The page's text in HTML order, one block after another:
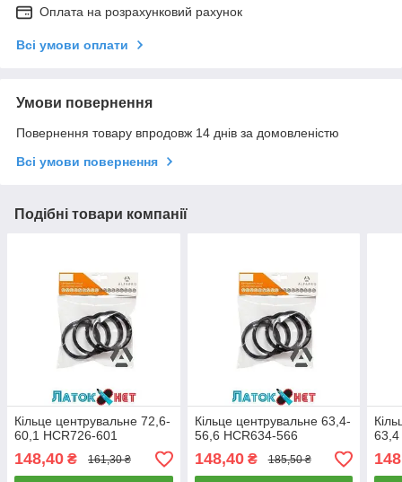
Оплата на розрахунковий рахунок
Всі умови оплати
Умови повернення
Повернення товару впродовж 14 днів за домовленістю
Всі умови повернення
Подібні товари компанії
Кільце центрувальне 72,6-
60,1 HCR726-601
148,40 ₴ 161,30 ₴
Кільце центрувальне 63,4-
56,6 HCR634-566
148,40₴ 185,50 ₴
63,4